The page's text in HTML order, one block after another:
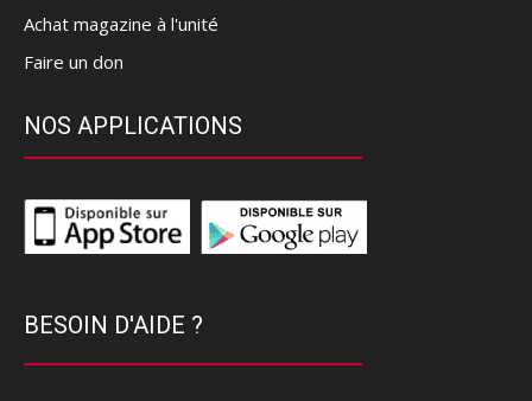
Achat magazine à l'unité
Faire un don
NOS APPLICATIONS
BESOIN D'AIDE ?